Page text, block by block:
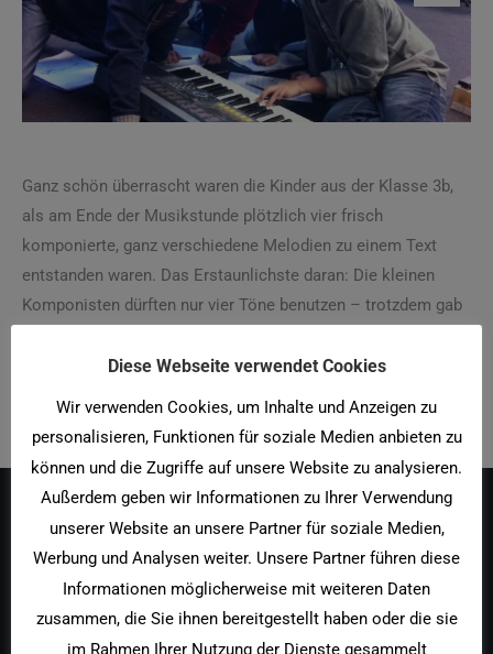
Ganz schön überrascht waren die Kinder aus der Klasse 3b,
als am Ende der Musikstunde plötzlich vier frisch
komponierte, ganz verschiedene Melodien zu einem Text
entstanden waren. Das Erstaunlichste daran: Die kleinen
Komponisten dürften nur vier Töne benutzen – trotzdem gab
Hier sehen Sie die fleißigen Komponisten bei der Arbeit:
Ausonius Grundschule
Langstraße 4 54292 Trier
Telefon
Diese Webseite verwendet Cookies
Wir verwenden Cookies, um Inhalte und Anzeigen zu
personalisieren, Funktionen für soziale Medien anbieten zu
können und die Zugriffe auf unsere Website zu analysieren.
Außerdem geben wir Informationen zu Ihrer Verwendung
unserer Website an unsere Partner für soziale Medien,
Werbung und Analysen weiter. Unsere Partner führen diese
Informationen möglicherweise mit weiteren Daten
zusammen, die Sie ihnen bereitgestellt haben oder die sie
im Rahmen Ihrer Nutzung der Dienste gesammelt